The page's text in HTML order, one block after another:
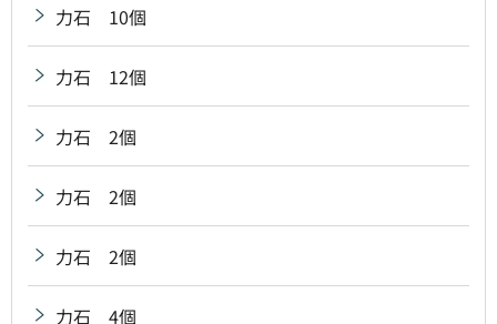
力石 10個
力石 12個
力石 2個
力石 2個
力石 2個
力石 4個